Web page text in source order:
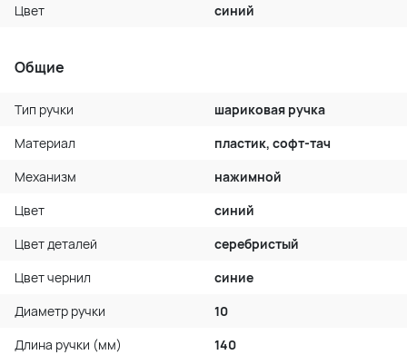
Цвет синий
Общие
Тип ручки
шариковая ручка
Материал
пластик, софт-тач
Механизм
нажимной
Цвет
синий
Цвет деталей
серебристый
Цвет чернил
синие
Диаметр ручки
10
Длина ручки (мм)
140